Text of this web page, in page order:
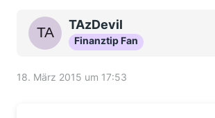
TAzDevil
Finanztip Fan
18. März 2015 um 17:53